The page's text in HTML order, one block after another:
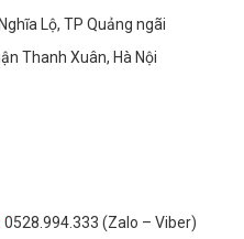
Lộ, TP Quảng ngãi
Thanh Xuân, Hà Nội
0528.994.333 (Zalo – Viber)